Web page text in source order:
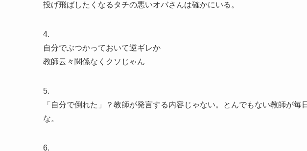
投げ飛ばしたくなるタチの悪いオバさんは確かにいる。
4.
自分でぶつかっておいて逆ギレか
教師云々関係なくクソじゃん
5.
「自分で倒れた」？教師が発言する内容じゃない。とんでもない教師が
な。
6.